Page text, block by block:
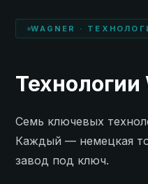
WAGNER ·
Технологии
Семь ключевых
Каждый — немецкая
завод под ключ.